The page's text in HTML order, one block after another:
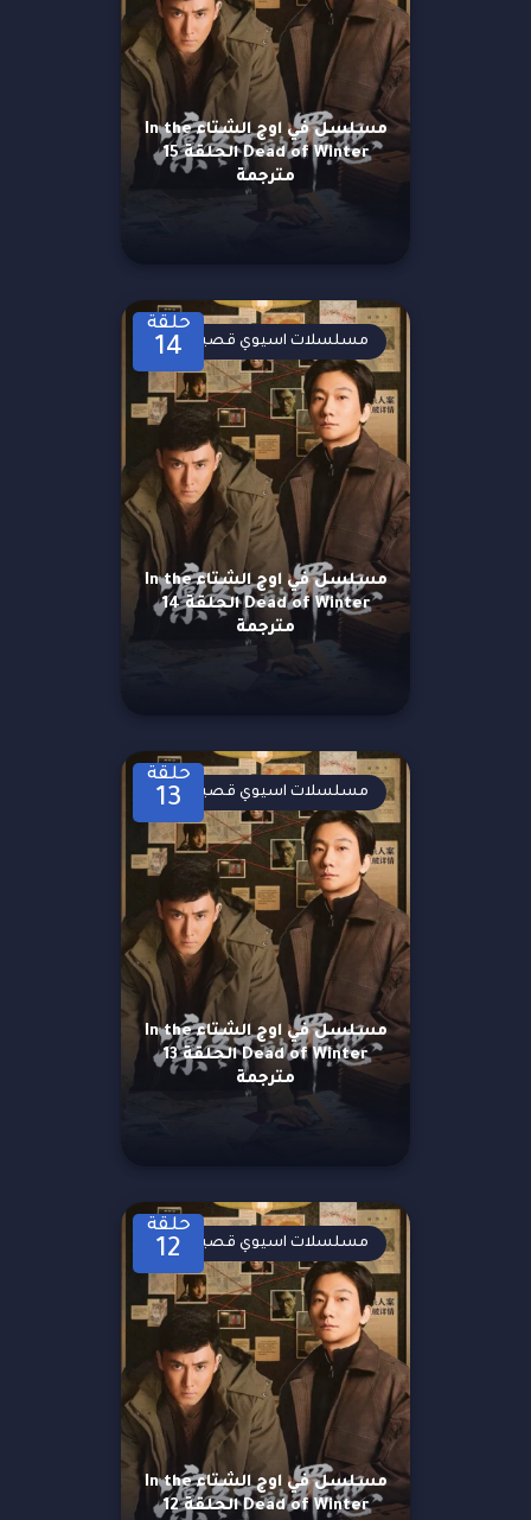
مسلسل في اوج الشتاء In the
Dead of Winter الحلقة 15
مترجمة
حلقة
14
مسلسل في اوج الشتاء In the
Dead of Winter الحلقة 14
مترجمة
مسلسلات اسيوي قصيرة
حلقة
13
مسلسل في اوج الشتاء In the
Dead of Winter الحلقة 13
مترجمة
مسلسلات اسيوي قصيرة
حلقة
12
مسلسل في اوج الشتاء In the
Dead of Winter الحلقة 12
مسلسلات اسيوي قصيرة